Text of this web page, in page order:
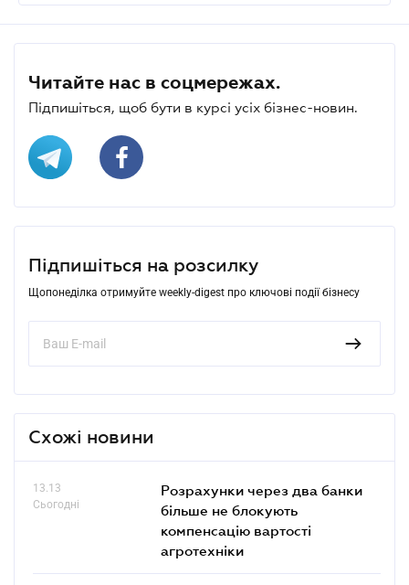
Читайте нас в соцмережах.
Підпишіться, щоб бути в курсі усіх бізнес-новин.
Підпишіться на розсилку
Щопонеділка отримуйте weekly-digest про ключові події бізнесу
Схожі новини
13.13
Сьогодні
Розрахунки через два банки
більше не блокують
компенсацію вартості
агротехніки